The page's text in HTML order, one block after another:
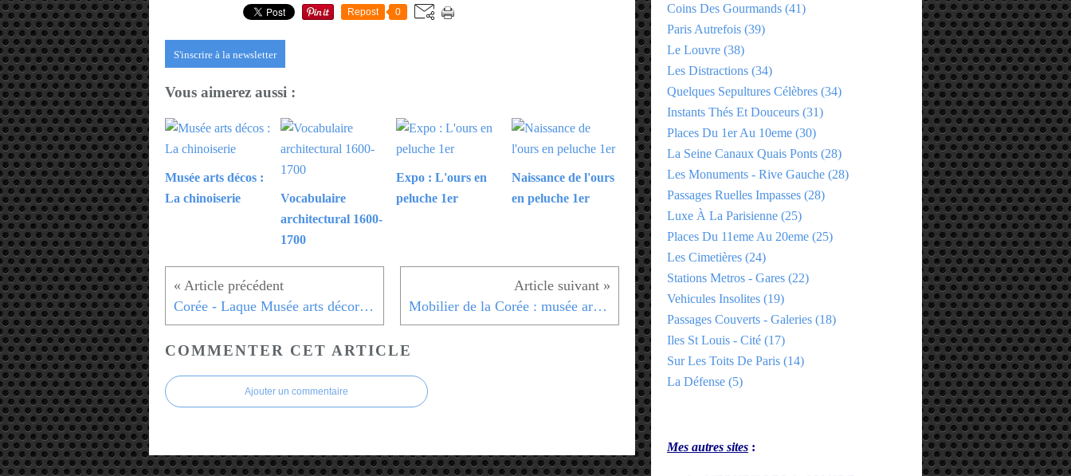
Repost 0
S'inscrire à la newsletter
Vous aimerez aussi :
Musée arts décos :
La chinoiserie
Vocabulaire
architectural 1600-
1700
Expo : L'ours en
peluche 1er
Naissance de l'ours
en peluche 1er
Corée - Laque Musée arts décoratifs - 1er Mobilier de la Corée : musée arts décoratifs - 1er
COMMENTER CET ARTICLE
Ajouter un commentaire
Coins Des Gourmands (41)
Paris Autrefois (39)
Le Louvre (38)
Les Distractions (34)
Quelques Sepultures Célèbres (34)
Instants Thés Et Douceurs (31)
Places Du 1er Au 10eme (30)
La Seine Canaux Quais Ponts (28)
Les Monuments - Rive Gauche (28)
Passages Ruelles Impasses (28)
Luxe À La Parisienne (25)
Places Du 11eme Au 20eme (25)
Les Cimetières (24)
Stations Metros - Gares (22)
Vehicules Insolites (19)
Passages Couverts - Galeries (18)
Iles St Louis - Cité (17)
Sur Les Toits De Paris (14)
La Défense (5)
Mes autres sites :